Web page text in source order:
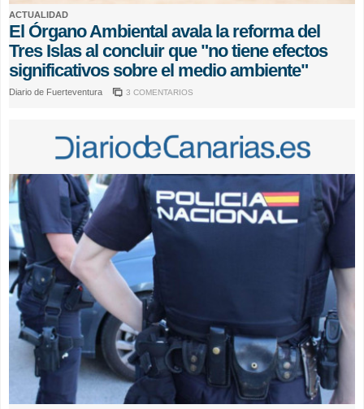
ACTUALIDAD
El Órgano Ambiental avala la reforma del
Tres Islas al concluir que "no tiene efectos
significativos sobre el medio ambiente"
Diario de Fuerteventura 3 COMENTARIOS